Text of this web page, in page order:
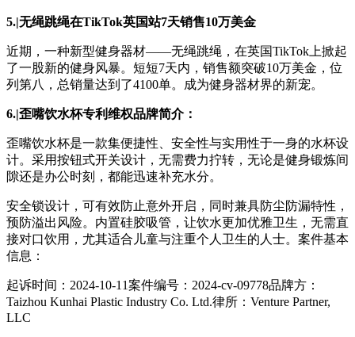
5.|无绳跳绳在TikTok英国站7天销售10万美金
近期，一种新型健身器材——无绳跳绳，在英国TikTok上掀起
了一股新的健身风暴。短短7天内，销售额突破10万美金，位
列第八，总销量达到了4100单。成为健身器材界的新宠。
6.|歪嘴饮水杯专利维权品牌简介：
歪嘴饮水杯是一款集便捷性、安全性与实用性于一身的水杯设
计。采用按钮式开关设计，无需费力拧转，无论是健身锻炼间
隙还是办公时刻，都能迅速补充水分。
安全锁设计，可有效防止意外开启，同时兼具防尘防漏特性，
预防溢出风险。内置硅胶吸管，让饮水更加优雅卫生，无需直
接对口饮用，尤其适合儿童与注重个人卫生的人士。 案件基本
信息：
起诉时间：2024-10-11案件编号：2024-cv-09778品牌方：
Taizhou Kunhai Plastic Industry Co. Ltd.律所：Venture Partner,
LLC